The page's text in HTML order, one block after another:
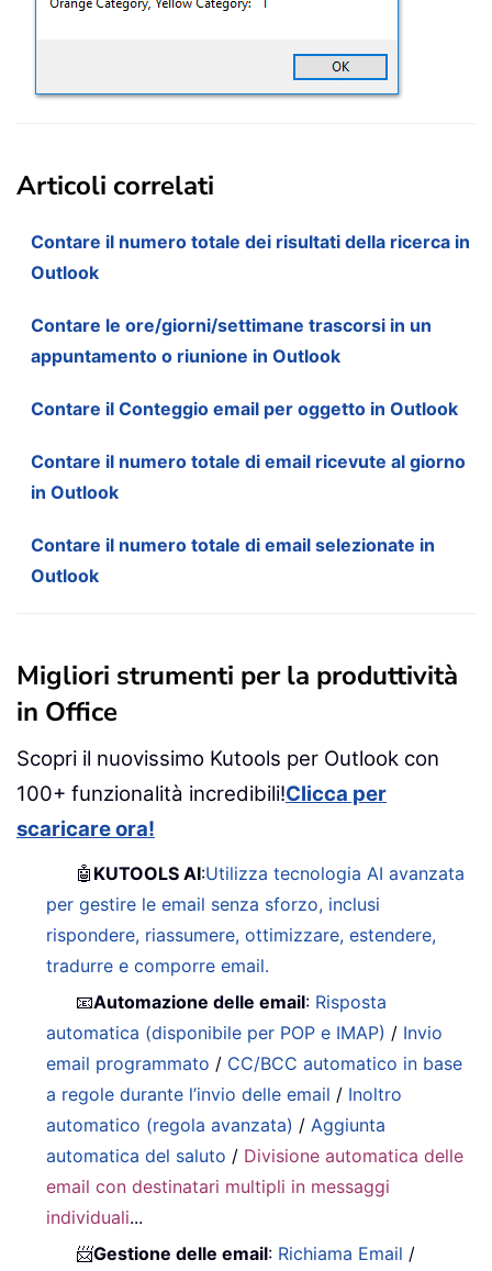
Articoli correlati
Contare il numero totale dei risultati della ricerca in
Outlook
Contare le ore/giorni/settimane trascorsi in un
appuntamento o riunione in Outlook
Contare il Conteggio email per oggetto in Outlook
Contare il numero totale di email ricevute al giorno
in Outlook
Contare il numero totale di email selezionate in
Outlook
Migliori strumenti per la produttività
in Office
Scopri il nuovissimo Kutools per Outlook con
100+ funzionalità incredibili!Clicca per
scaricare ora!
🤖 KUTOOLS AI:Utilizza tecnologia AI avanzata
per gestire le email senza sforzo, inclusi
rispondere, riassumere, ottimizzare, estendere,
tradurre e comporre email.
📧Automazione delle email: Risposta
automatica (disponibile per POP e IMAP) / Invio
email programmato / CC/BCC automatico in base
a regole durante l’invio delle email / Inoltro
automatico (regola avanzata) / Aggiunta
automatica del saluto / Divisione automatica delle
email con destinatari multipli in messaggi
individuali...
📨Gestione delle email: Richiama Email /